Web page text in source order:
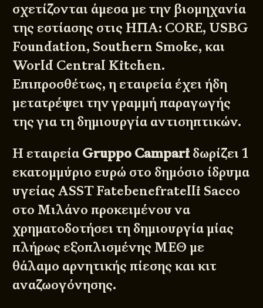
σχετίζονται άμεσα με την βιομηχανία
της εστίασης στις ΗΠΑ: CORE, USBG
Foundation, Southern Smoke, και
World Central Kitchen.
Επιπροσθέτως, η εταιρεία έχει ήδη
μετατρέψει την γραμμή παραγωγής
της για τη δημιουργία αντισηπτικών.
Η εταιρεία Gruppo Campari δωρίζει 1
εκατομμύριο ευρώ στο δημόσιο ίδρυμα
υγείας ASST Fatebenefratelli Sacco
στο Μιλάνο προκειμένου να
χρηματοδοτήσει τη δημιουργία μίας
πλήρως εξοπλισμένης ΜΕΘ με
θάλαμο αρνητικής πίεσης και κιτ
αναζωογόνησης.